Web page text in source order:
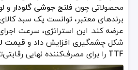
برند TTF با تکیه بر میراث قدرتمند هولدینگ فولادین، خط تولید پیشرفته داخلی و شبکه واردات جهانی، مجموعه‌ای کامل از
برای استعلام آخرین قیمت اتصالات TTF و مشاوره تخصصی خرید، همین امروز با کارشناسان فروش ما تماس بگیرید.
محصولاتی چون فلنج جوشی گلودار و
برندهای معتبر، توانست یک سبد کالای
عرضه کند. این استراتژی، سرعت اجرای
شکل چشمگیری افزایش داد و قیمت
TTF را برای مصرف‌کننده نهایی